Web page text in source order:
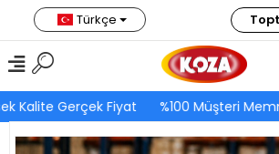
Kalite Gerçek Fiyat %100 Müşteri
Türkçe